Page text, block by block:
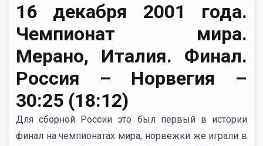
16 декабря 2001 года.
Чемпионат мира.
Мерано, Италия. Финал.
Россия – Норвегия –
30:25 (18:12)
Для сборной России это был первый в истории
финал на чемпионатах мира, норвежки же играли в